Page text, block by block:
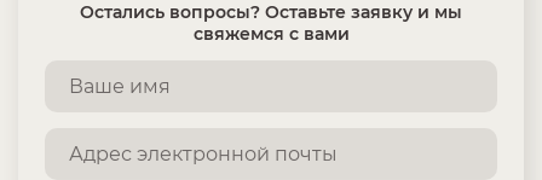
Остались вопросы? Оставьте заявку и мы
свяжемся с вами